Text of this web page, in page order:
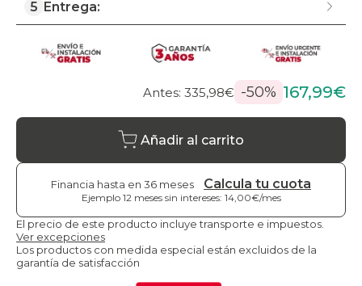
5 Entrega:
Antes: 335,98€ -50% 167,99€
Añadir al carrito
Financia hasta en 36 meses Calcula tu cuota
Ejemplo 12 meses sin intereses: 14,00€/mes
El precio de este producto incluye transporte e impuestos.
Ver excepciones
Los productos con medida especial están excluidos de la
garantía de satisfacción